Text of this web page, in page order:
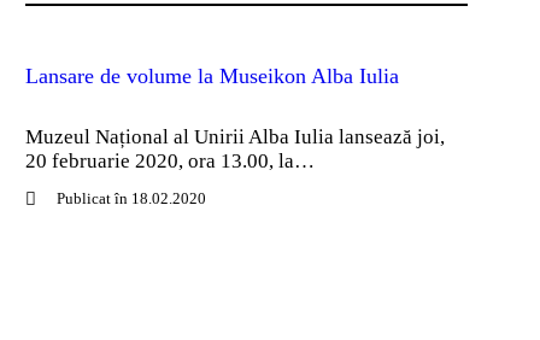
Lansare de volume la Museikon Alba Iulia
Muzeul Național al Unirii Alba Iulia lansează joi,
20 februarie 2020, ora 13.00, la…
Publicat în 18.02.2020